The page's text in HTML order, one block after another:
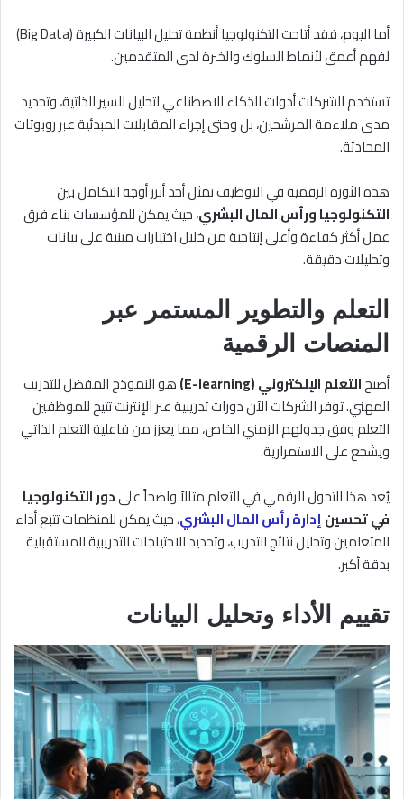
أما اليوم، فقد أتاحت التكنولوجيا أنظمة تحليل البيانات الكبيرة (Big Data)
لفهم أعمق لأنماط السلوك والخبرة لدى المتقدمين.
تستخدم الشركات أدوات الذكاء الاصطناعي لتحليل السير الذاتية، وتحديد
مدى ملاءمة المرشحين، بل وحتى إجراء المقابلات المبدئية عبر روبوتات
المحادثة.
هذه الثورة الرقمية في التوظيف تمثل أحد أبرز أوجه التكامل بين
التكنولوجيا ورأس المال البشري، حيث يمكن للمؤسسات بناء فرق
عمل أكثر كفاءة وأعلى إنتاجية من خلال اختيارات مبنية على بيانات
وتحليلات دقيقة.
التعلم والتطوير المستمر عبر
المنصات الرقمية
أصبحالتعلم الإلكتروني (E-learning)
هو النموذج المفضل للتدريب
المهني. توفر الشركات الآن دورات تدريبية عبر الإنترنت تتيح للموظفين
التعلم وفق جدولهم الزمني الخاص، مما يعزز من فاعلية التعلم الذاتي
ويشجع على الاستمرارية.
يُعد هذا التحول الرقمي في التعلم مثالاً واضحاً علىدور التكنولوجيا
في تحسينإدارة رأس المال البشري، حيث يمكن للمنظمات تتبع أداء
المتعلمين وتحليل نتائج التدريب، وتحديد الاحتياجات التدريبية المستقبلية
بدقة أكبر.
تقييم الأداء وتحليل البيانات